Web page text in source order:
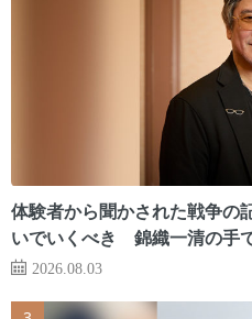
体験者から聞かされた戦争の
いでいくべき 錦織一清の手
2026.08.03